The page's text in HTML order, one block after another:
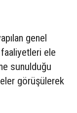
genel
faaliyetleri ele
sunulduğu
görüşülerek